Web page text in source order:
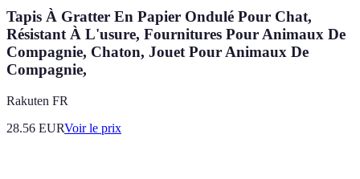
Tapis À Gratter En Papier Ondulé Pour Chat,
Résistant À L'usure, Fournitures Pour Animaux De
Compagnie, Chaton, Jouet Pour Animaux De
Compagnie,
Rakuten FR
28.56 EURVoir le prix